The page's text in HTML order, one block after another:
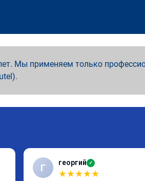
Мы применяем только
Г георгий ✓
★★★★★